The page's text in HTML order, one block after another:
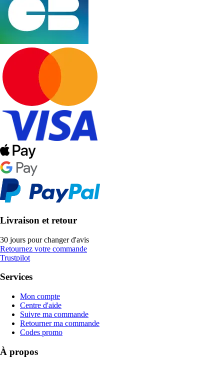
Livraison et retour
30 jours pour changer d'avis
Retournez votre commande
Trustpilot
Services
Mon compte
Centre d'aide
Suivre ma commande
Retourner ma commande
Codes promo
À propos